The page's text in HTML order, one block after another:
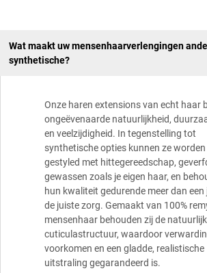
Wat maakt uw mensenhaarverlengingen
synthetische?
Onze haren extensions van echt haar
ongeëvenaarde natuurlijkheid,
en veelzijdigheid. In tegenstelling tot
synthetische opties kunnen ze worden
gestyled met hittegereedschap,
gewassen zoals je eigen haar, en
hun kwaliteit gedurende meer dan een
de juiste zorg. Gemaakt van 100%
mensenhaar behouden zij de
cuticulastructuur, waardoor
voorkomen en een gladde, realistische
uitstraling gegarandeerd is.